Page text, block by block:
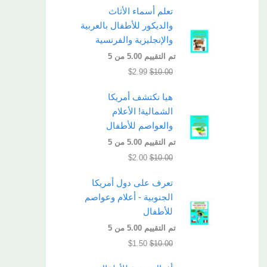
تعلم أسماء الأثاث
والديكور للأطفال بالعربية
والإنجليزية والفرنسية
تم التقييم5.00 من 5
$10.00
$2.99
هيا نكتشف أمريكا
الشمالية! الأعلام
والعواصم للأطفال
تم التقييم5.00 من 5
$10.00
$2.00
تعرف على دول أمريكا
الجنوبية - أعلام وعواصم
للأطفال
تم التقييم5.00 من 5
$10.00
$1.50